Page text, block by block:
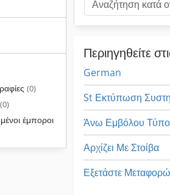
(0)
(0)
έμποροι
Περιηγηθείτε
German
St Εκτύπωση
Άνω Εμβόλου
Αρχίζει Με Στοίβα
Εξετάστε